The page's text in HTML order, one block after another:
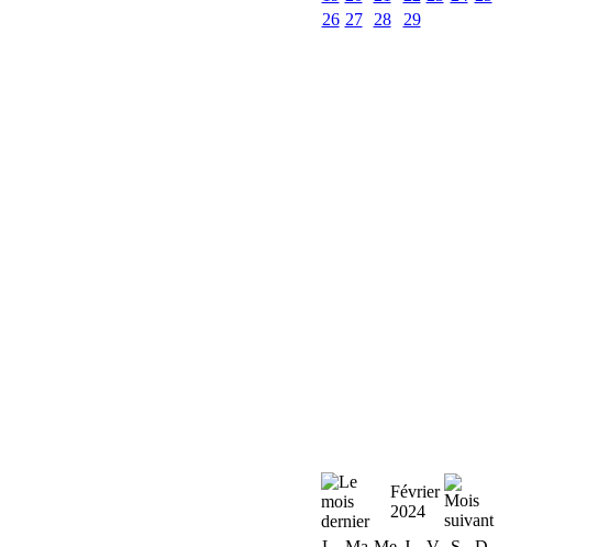
26 27 28 29
Février
2024